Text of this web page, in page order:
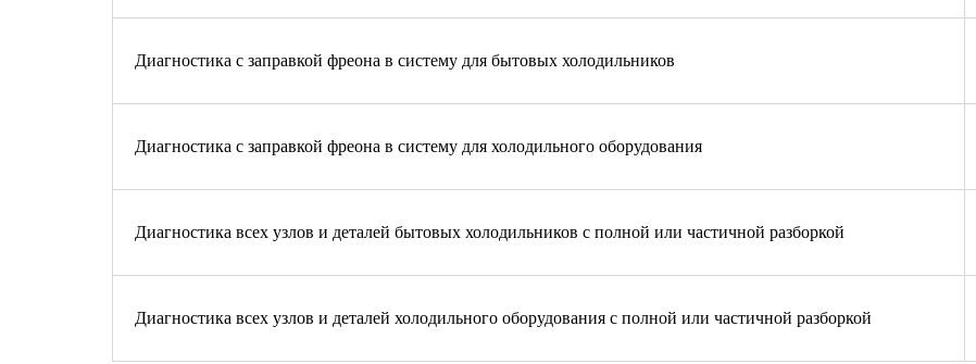
Диагностика с заправкой фреона в систему для бытовых холодильников
Диагностика с заправкой фреона в систему для холодильного оборудования
Диагностика всех узлов и деталей бытовых холодильников с полной или частичной разборкой
Диагностика всех узлов и деталей холодильного оборудования с полной или частичной разборкой